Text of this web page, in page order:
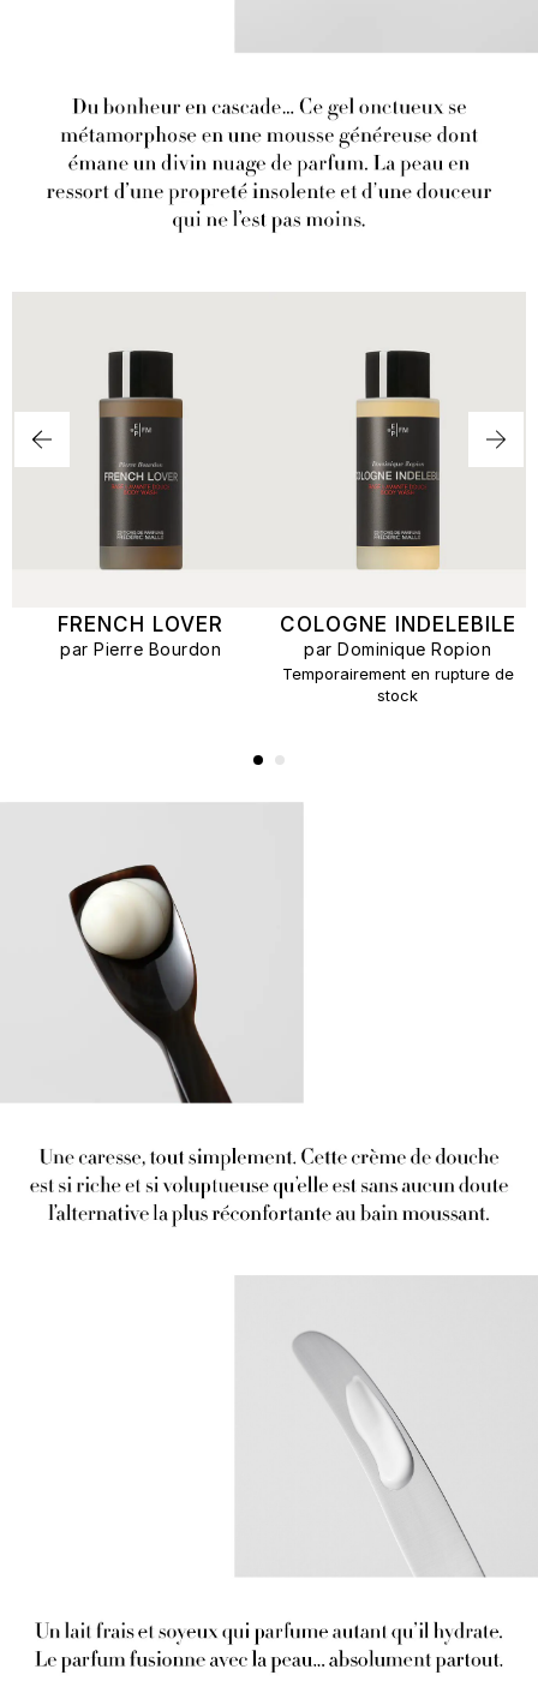
FRENCH LOVER
par Pierre Bourdon
COLOGNE INDELEBILE
par Dominique Ropion
Temporairement en rupture de
stock